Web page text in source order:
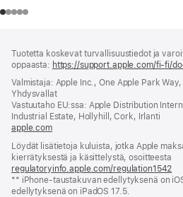
Tuotetta koskevat turvallisuustiedot ja
oppaasta: https://support.apple.com/fi-fi/
Valmistaja: Apple Inc., One Apple Park
Yhdysvallat
Vastuutaho EU:ssa: Apple Distribution
Industrial Estate, Hollyhill, Cork, Irlanti
apple.com(avautuu
ikkunaan)
Löydät lisätietoja kuluista, jotka Apple
kierrätyksestä ja käsittelystä, osoitteesta
regulatoryinfo.apple.com/regulation1542
** iPhone-taustakuvan edellytyksenä on
edellytyksenä on iPadOS 17.5.